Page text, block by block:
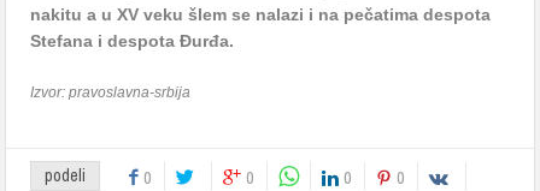
nakitu a u XV veku šlem se nalazi i na pečatima despota
Stefana i despota Đurđa.
Izvor: pravoslavna-srbija
podeli 0 0 0 0